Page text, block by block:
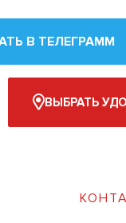
В ТЕЛЕГРАММ
ВЫБРАТЬ